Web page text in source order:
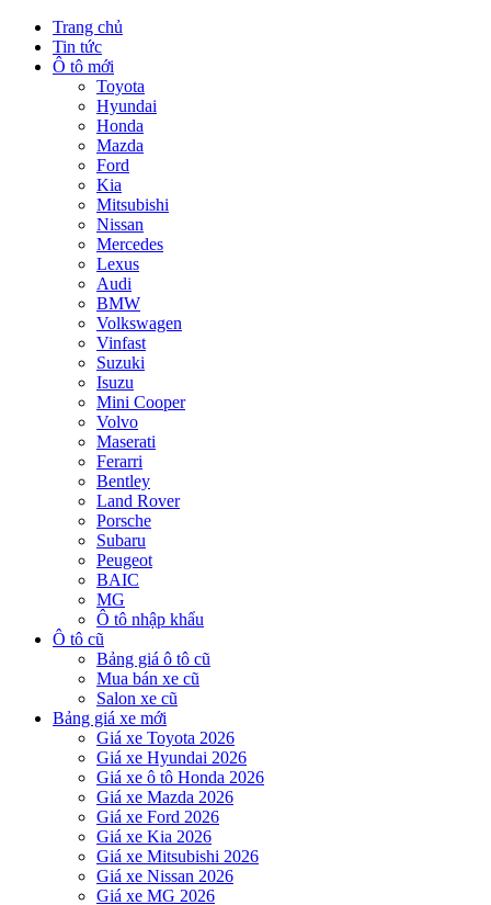
Trang chủ
Tin tức
Ô tô mới
Toyota
Hyundai
Honda
Mazda
Ford
Kia
Mitsubishi
Nissan
Mercedes
Lexus
Audi
BMW
Volkswagen
Vinfast
Suzuki
Isuzu
Mini Cooper
Volvo
Maserati
Ferarri
Bentley
Land Rover
Porsche
Subaru
Peugeot
BAIC
MG
Ô tô nhập khẩu
Ô tô cũ
Bảng giá ô tô cũ
Mua bán xe cũ
Salon xe cũ
Bảng giá xe mới
Giá xe Toyota 2026
Giá xe Hyundai 2026
Giá xe ô tô Honda 2026
Giá xe Mazda 2026
Giá xe Ford 2026
Giá xe Kia 2026
Giá xe Mitsubishi 2026
Giá xe Nissan 2026
Giá xe MG 2026